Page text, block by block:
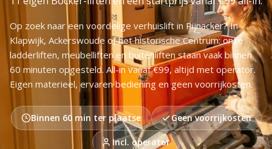
Op zoek naar een voordelige verhuislift in Pijnacker? In
Klapwijk, Ackerswoude of het historische Centrum: onze
ladderliften, meubelliften en buitenliften staan vaak binnen
60 minuten opgesteld. All-in vanaf €99, altijd met operator.
Eigen materieel, ervaren bediening en geen voorrijkosten.
Binnen 60 min ter plaatse Geen voorrijkosten
Incl. operator